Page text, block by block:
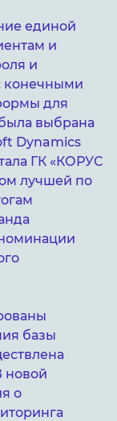
единой
и
и
конечными
для
выбрана
Dynamics
ГК «КОРУС
лучшей по
базы
новой
о